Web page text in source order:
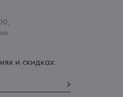
и скидках: